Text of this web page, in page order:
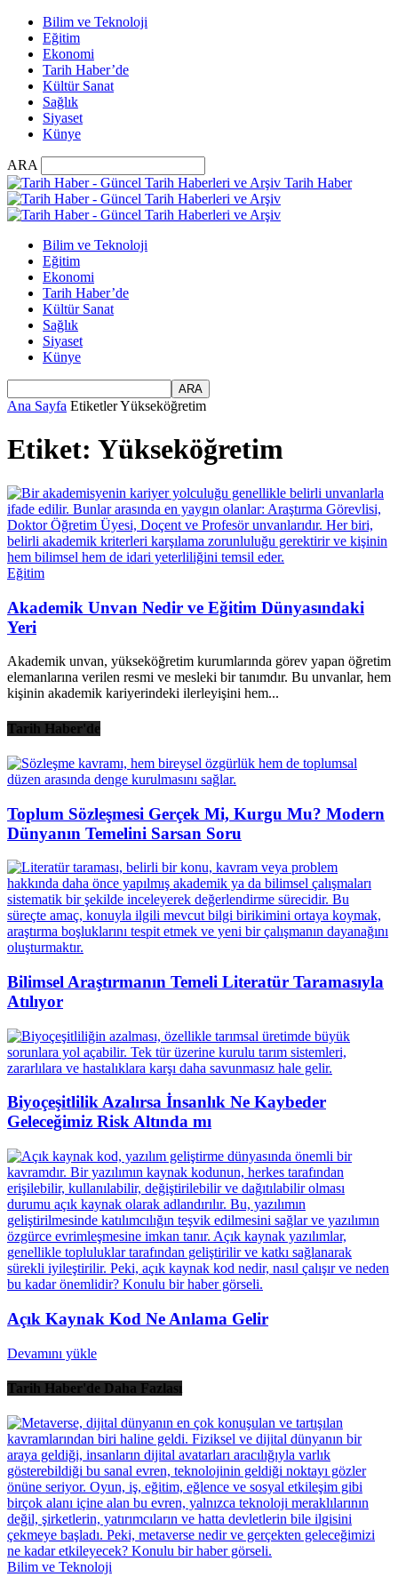
Bilim ve Teknoloji
Eğitim
Ekonomi
Tarih Haber’de
Kültür Sanat
Sağlık
Siyaset
Künye
ARA
Tarih Haber
Bilim ve Teknoloji
Eğitim
Ekonomi
Tarih Haber’de
Kültür Sanat
Sağlık
Siyaset
Künye
Ana Sayfa EtiketlerYükseköğretim
Etiket: Yükseköğretim
Eğitim
Akademik Unvan Nedir ve Eğitim Dünyasındaki
Yeri
Akademik unvan, yükseköğretim kurumlarında görev yapan öğretim
elemanlarına verilen resmi ve mesleki bir tanımdır. Bu unvanlar, hem
kişinin akademik kariyerindeki ilerleyişini hem...
Tarih Haber'de
Toplum Sözleşmesi Gerçek Mi, Kurgu Mu? Modern
Dünyanın Temelini Sarsan Soru
Bilimsel Araştırmanın Temeli Literatür Taramasıyla
Atılıyor
Biyoçeşitlilik Azalırsa İnsanlık Ne Kaybeder
Geleceğimiz Risk Altında mı
Açık Kaynak Kod Ne Anlama Gelir
Devamını yükle
Tarih Haber'de Daha Fazlası
Bilim ve Teknoloji